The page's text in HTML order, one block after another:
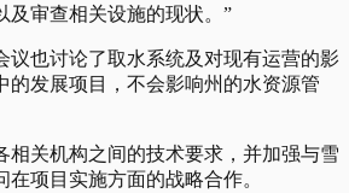
及审查相关设施的现状。”
议也讨论了取水系统及对现有运营的影
的发展项目，不会影响州的水资源管
相关机构之间的技术要求，并加强与雪
项目实施方面的战略合作。